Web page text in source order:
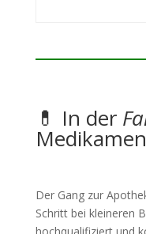
💊 In der
Der Gang zur
Schritt bei kleineren